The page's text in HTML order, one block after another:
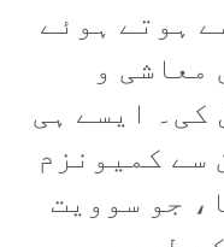
ہوتے ہوئے
معاشی و
کی۔ ایسے ہی
سے کمیونزم
جو سوویت